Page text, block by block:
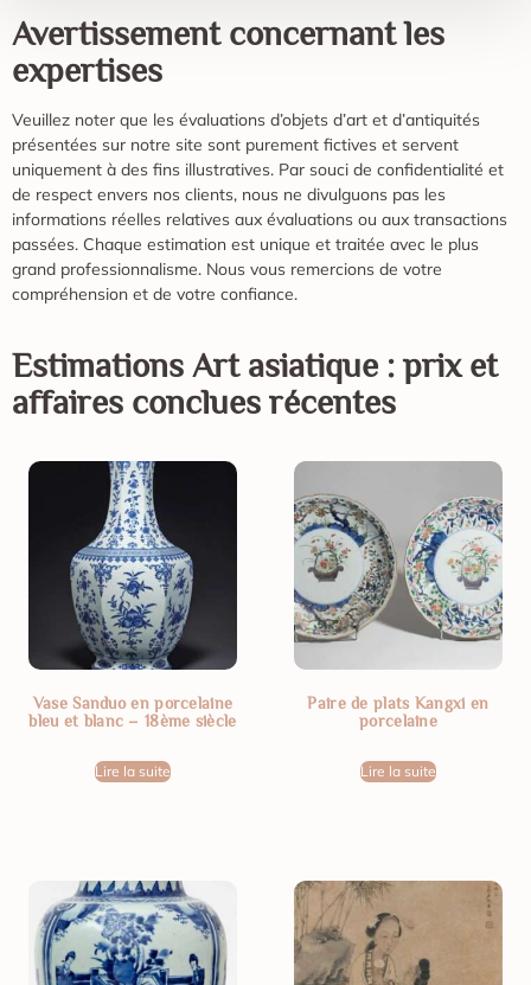
Avertissement concernant les
expertises
Veuillez noter que les évaluations d’objets d’art et d’antiquités
présentées sur notre site sont purement fictives et servent
uniquement à des fins illustratives. Par souci de confidentialité et
de respect envers nos clients, nous ne divulguons pas les
informations réelles relatives aux évaluations ou aux transactions
passées. Chaque estimation est unique et traitée avec le plus
grand professionnalisme. Nous vous remercions de votre
compréhension et de votre confiance.
Estimations Art asiatique : prix et
affaires conclues récentes
Vase Sanduo en porcelaine
bleu et blanc – 18ème siècle
Lire la suite
Paire de plats Kangxi en
porcelaine
Lire la suite